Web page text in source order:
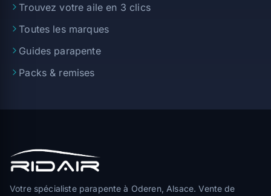
Trouvez votre aile en 3 clics
Toutes les marques
Guides parapente
Packs & remises
Votre spécialiste parapente à Oderen, Alsace. Vente de